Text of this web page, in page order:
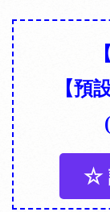
【預
☆